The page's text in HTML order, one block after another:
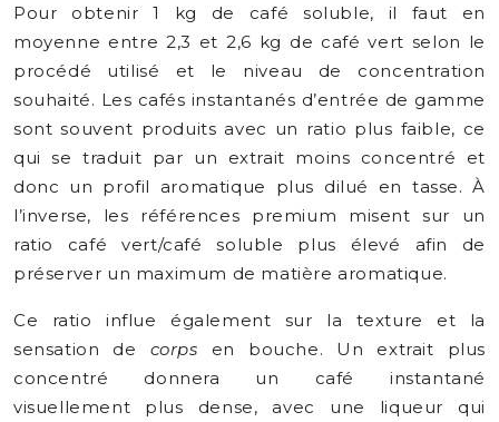
Pour obtenir 1 kg de café soluble, il faut en
moyenne entre 2,3 et 2,6 kg de café vert selon le
procédé utilisé et le niveau de concentration
souhaité. Les cafés instantanés d’entrée de gamme
sont souvent produits avec un ratio plus faible, ce
qui se traduit par un extrait moins concentré et
donc un profil aromatique plus dilué en tasse. À
l’inverse, les références premium misent sur un
ratio café vert/café soluble plus élevé afin de
préserver un maximum de matière aromatique.
Ce ratio influe également sur la texture et la
sensation de corps en bouche. Un extrait plus
concentré donnera un café instantané
visuellement plus dense, avec une liqueur qui